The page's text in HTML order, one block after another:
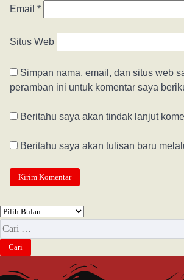
Email *
Situs Web
Simpan nama, email, dan situs web
peramban ini untuk komentar saya
Beritahu saya akan tindak lanjut
Beritahu saya akan tulisan baru